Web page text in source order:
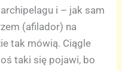
i – jak sam
(afilador) na
tak mówią. Ciągle
taki się pojawi, bo